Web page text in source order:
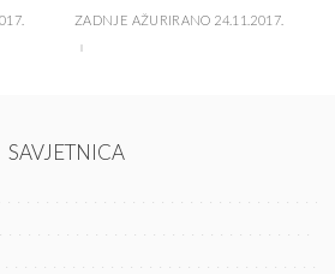
ZADNJE AŽURIRANO 24.11.2017.
SAVJETNICA